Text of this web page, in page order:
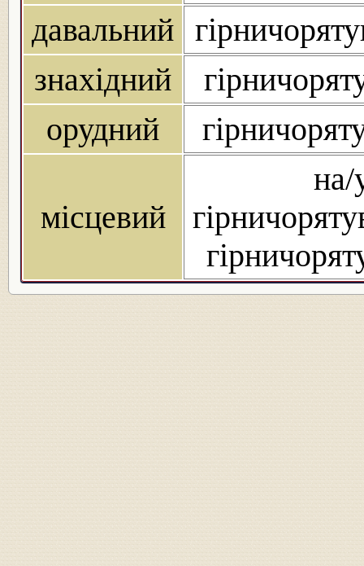
давальний
знахідний
орудний
місцевий
на/